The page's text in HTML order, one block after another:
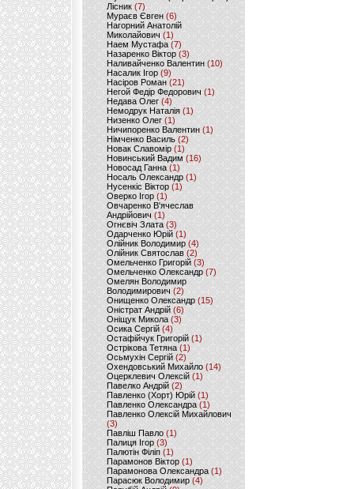
Лісник (7)
Мураєв Євген(6)
Нагорний Анатолій
Миколайович (1)
Наем Мустафа (7)
Назаренко Віктор (3)
Наливайченко Валентин (10)
Насалик Ігор(9)
Насіров Роман (21)
Негой Федір Федорович(1)
Недава Олег(4)
Немодрук Наталія(1)
Низенко Олег (1)
Ничипоренко Валентин (1)
Німченко Василь (2)
Новак Славомір (1)
Новинський Вадим (16)
Новосад Ганна (1)
Носаль Олександр (1)
Нусенкіс Віктор (1)
Оверко Ігор (1)
Овчаренко В'ячеслав
Андрійович(1)
Огнєвіч Злата (3)
Одарченко Юрій(1)
Олійник Володимир (4)
Олійник Святослав (2)
Омельченко Григорій (3)
Омельченко Олександр(7)
Омелян Володимир
Володимирович (2)
Онищенко Олександр (15)
Оністрат Андрій (6)
Оніщук Микола (3)
Осика Сергій(4)
Остафійчук Григорій(1)
Острікова Тетяна (1)
Осьмухін Сергій (2)
Охендовський Михайло (14)
Оцерклевич Олексій (1)
Павелко Андрій (2)
Павленко (Хорт) Юрій (1)
Павленко Олександра (1)
Павленко Олексій Михайлович
(3)
Павліш Павло(1)
Палиця Ігор (3)
Палютін Філіп(1)
Парамонов Віктор (1)
Парамонова Олександра(1)
Парасюк Володимир(4)